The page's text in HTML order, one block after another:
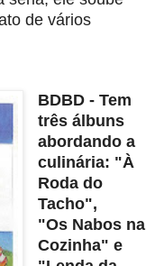
de vários
BDBD - Tem
três álbuns
abordando a
culinária: "À
Roda do
Tacho",
"Os Nabos na
Cozinha" e